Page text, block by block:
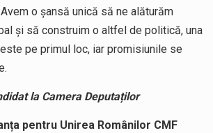
o șansă unică să ne alăturăm
și să construim o altfel de politică, una
pe primul loc, iar promisiunile se
la Camera Deputaților
pentru Unirea Românilor CMF